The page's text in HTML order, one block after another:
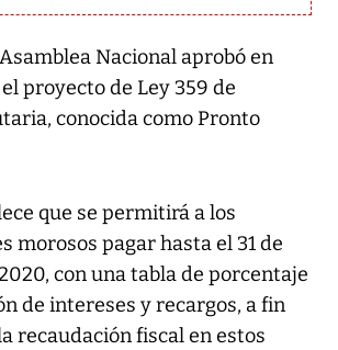
Nacional aprobó en
proyecto de Ley 359 de
conocida como Pronto
que se permitirá a los
morosos pagar hasta el 31 de
con una tabla de porcentaje
de intereses y recargos, a fin
recaudación fiscal en estos